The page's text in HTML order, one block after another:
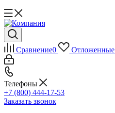
Сравнение0 Отложенные
Телефоны
+7 (800) 444-17-53
Заказать звонок